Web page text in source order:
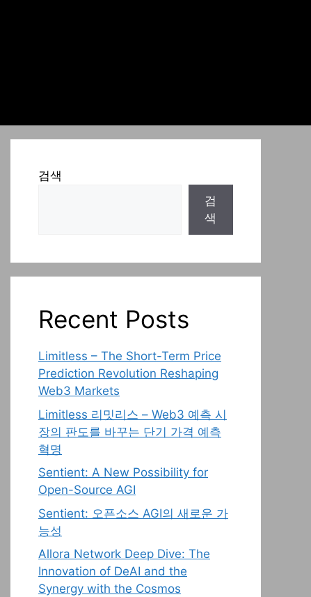
검색
검
색
Recent Posts
Limitless – The Short-Term Price
Prediction Revolution Reshaping
Web3 Markets
Limitless 리밋리스 – Web3 예측 시
장의 판도를 바꾸는 단기 가격 예측
혁명
Sentient: A New Possibility for
Open-Source AGI
Sentient: 오픈소스 AGI의 새로운 가
능성
Allora Network Deep Dive: The
Innovation of DeAI and the
Synergy with the Cosmos